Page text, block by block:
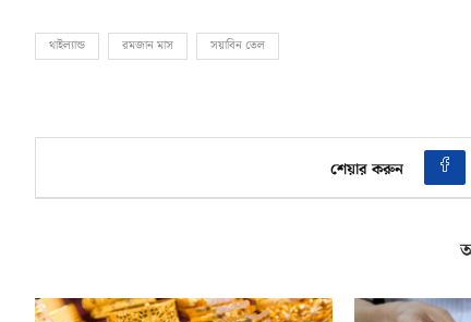
থাইল্যান্ড রমজান মাস সয়াবিন তেল
শেয়ার করুন